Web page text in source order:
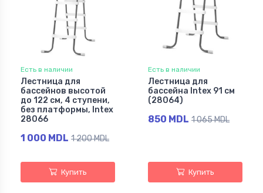
Есть в наличии
Лестница для
бассейнов высотой
до 122 см, 4 ступени,
без платформы, Intex
28066
1 000 MDL 1 200 MDL
Купить
Есть в наличии
Лестница для
бассейна Intex 91 см
(28064)
850 MDL 1 065 MDL
Купить